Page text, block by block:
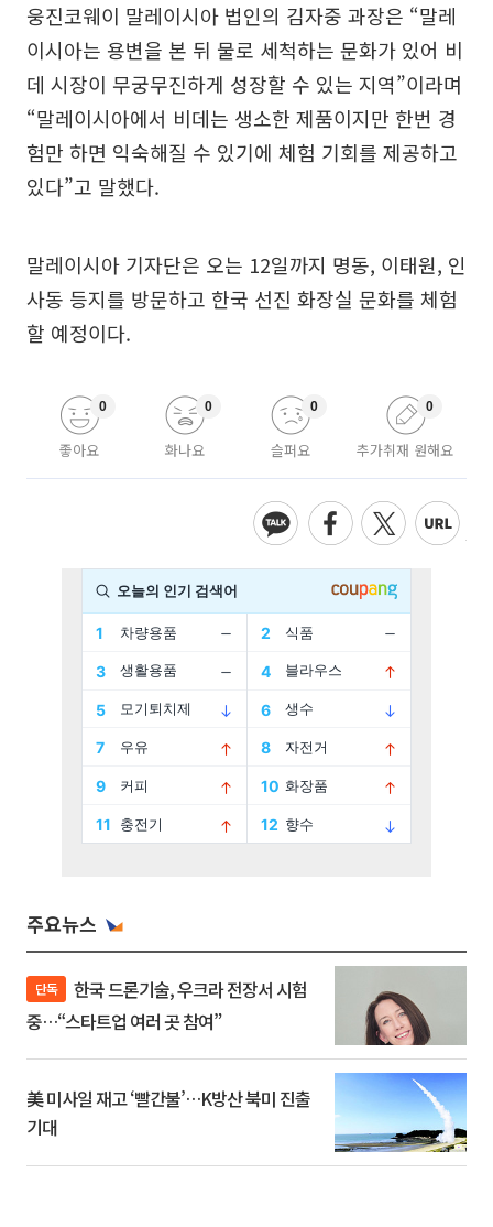
웅진코웨이 말레이시아 법인의 김자중 과장은 “말레
이시아는 용변을 본 뒤 물로 세척하는 문화가 있어 비
데 시장이 무궁무진하게 성장할 수 있는 지역”이라며
“말레이시아에서 비데는 생소한 제품이지만 한번 경
험만 하면 익숙해질 수 있기에 체험 기회를 제공하고
있다”고 말했다.
말레이시아 기자단은 오는 12일까지 명동, 이태원, 인
사동 등지를 방문하고 한국 선진 화장실 문화를 체험
할 예정이다.
좋아요
0
화나요
0
슬퍼요
0
추가취재 원해요
0
주요뉴스
단독
중…“스타트업 여러 곳 참여”
美 미사일 재고 ‘빨간불’…K방산 북미 진출
기대